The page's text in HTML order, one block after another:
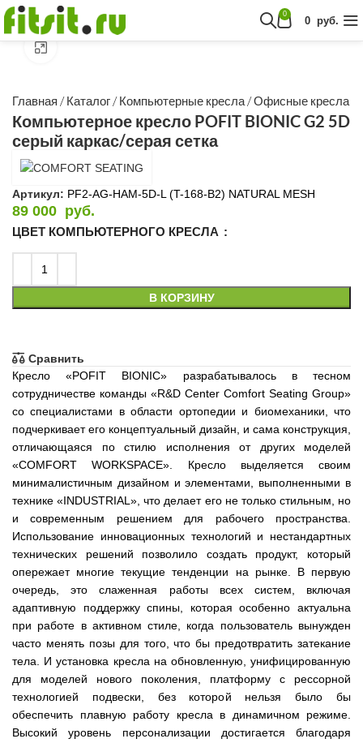
0
0 руб.
Посмотреть в 360º
Главная /Каталог/Компьютерные кресла/Офисные кресла
Компьютерное кресло POFIT BIONIC G2 5D
серый каркас/серая сетка
Артикул: PF2-AG-HAM-5D-L (T-168-B2) NATURAL MESH
89 000 руб.
ЦВЕТ КОМПЬЮТЕРНОГО КРЕСЛА
В КОРЗИНУ
Сравнить
Кресло «POFIT BIONIC» разрабатывалось в тесном
сотрудничестве команды «R&D Center Comfort Seating Group»
со специалистами в области ортопедии и биомеханики, что
подчеркивает его концептуальный дизайн, и сама конструкция,
отличающаяся по стилю исполнения от других моделей
«COMFORT WORKSPACE». Кресло выделяется своим
минималистичным дизайном и элементами, выполненными в
технике «INDUSTRIAL», что делает его не только стильным, но
и современным решением для рабочего пространства.
Использование инновационных технологий и нестандартных
технических решений позволило создать продукт, который
опережает многие текущие тенденции на рынке. В первую
очередь, это слаженная работы всех систем, включая
адаптивную поддержку спины, которая особенно актуальна
при работе в активном стиле, когда пользователь вынужден
часто менять позы для того, что бы предотвратить затекание
тела. И установка кресла на обновленную, унифицированную
для моделей нового поколения, платформу с рессорной
технологией подвески, без которой нельзя было бы
обеспечить плавную работу кресла в динамичном режиме.
Высокий уровень персонализации достигается благодаря